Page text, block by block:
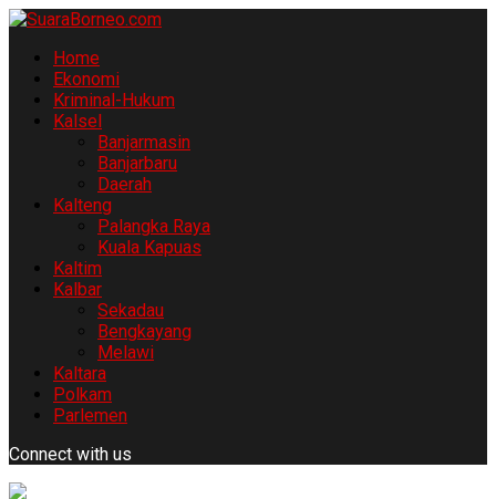
Home
Ekonomi
Kriminal-Hukum
Kalsel
Banjarmasin
Banjarbaru
Daerah
Kalteng
Palangka Raya
Kuala Kapuas
Kaltim
Kalbar
Sekadau
Bengkayang
Melawi
Kaltara
Polkam
Parlemen
Connect with us